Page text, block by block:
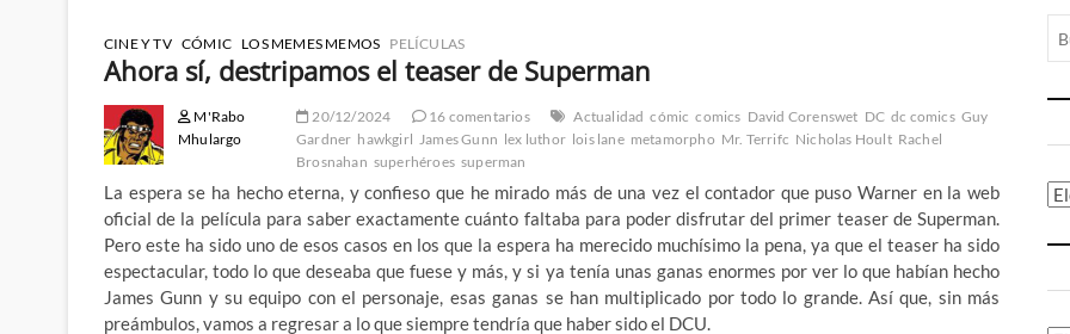
CINE Y TV CÓMIC LOS MEMES MEMOS PELÍCULAS
Ahora sí, destripamos el teaser de Superman
M'Rabo
Mhulargo
20/12/2024 16 comentarios Actualidad cómic comics David Corenswet DC dc comics Guy
Gardner hawkgirl James Gunn lex luthor lois lane metamorpho Mr. Terrifc Nicholas Hoult Rachel
Brosnahan superhéroes superman
La espera se ha hecho eterna, y confieso que he mirado más de una vez el contador que puso Warner en la web
oficial de la película para saber exactamente cuánto faltaba para poder disfrutar del primer teaser de Superman.
Pero este ha sido uno de esos casos en los que la espera ha merecido muchísimo la pena, ya que el teaser ha sido
espectacular, todo lo que deseaba que fuese y más, y si ya tenía unas ganas enormes por ver lo que habían hecho
James Gunn y su equipo con el personaje, esas ganas se han multiplicado por todo lo grande. Así que, sin más
preámbulos, vamos a regresar a lo que siempre tendría que haber sido el DCU.